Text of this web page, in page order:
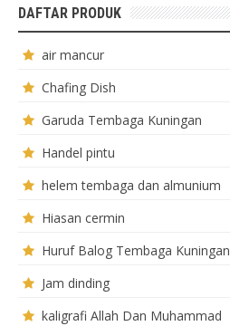
DAFTAR PRODUK
air mancur
Chafing Dish
Garuda Tembaga Kuningan
Handel pintu
helem tembaga dan almunium
Hiasan cermin
Huruf Balog Tembaga Kuningan
Jam dinding
kaligrafi Allah Dan Muhammad